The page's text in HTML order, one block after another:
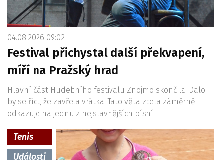
04.08.2026 09:02
Festival přichystal další překvapení,
míří na Pražský hrad
Hlavní část Hudebního festivalu Znojmo skončila. Dalo
by se říct, že zavřela vrátka. Tato věta zcela záměrně
odkazuje na jednu z nejslavnějších písní…
Tenis
Události